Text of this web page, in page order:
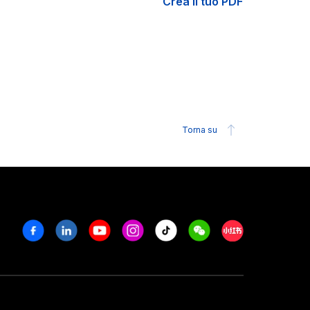
Torna su
FacebookLinkedinYoutubeInstagram
Tiktok WeechatXiaohongshu/